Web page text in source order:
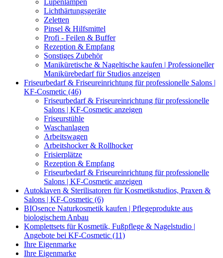
Lupenlampen
Lichthärtungsgeräte
Zeletten
Pinsel & Hilfsmittel
Profi - Feilen & Buffer
Rezeption & Empfang
Sonstiges Zubehör
Maniküretische & Nageltische kaufen | Professioneller
Manikürebedarf für Studios anzeigen
Friseurbedarf & Friseureinrichtung für professionelle Salons |
KF-Cosmetic (46)
Friseurbedarf & Friseureinrichtung für professionelle
Salons | KF-Cosmetic anzeigen
Friseurstühle
Waschanlagen
Arbeitswagen
Arbeitshocker & Rollhocker
Frisierplätze
Rezeption & Empfang
Friseurbedarf & Friseureinrichtung für professionelle
Salons | KF-Cosmetic anzeigen
Autoklaven & Sterilisatoren für Kosmetikstudios, Praxen &
Salons | KF-Cosmetic (6)
BIOsence Naturkosmetik kaufen | Pflegeprodukte aus
biologischem Anbau
Komplettsets für Kosmetik, Fußpflege & Nagelstudio |
Angebote bei KF-Cosmetic (11)
Ihre Eigenmarke
Ihre Eigenmarke